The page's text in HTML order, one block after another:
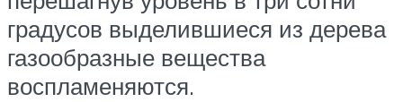
градусов выделившиеся из дерева
газообразные вещества
воспламеняются.